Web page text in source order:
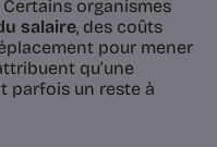
organismes
salaire, des coûts
pour mener
qu’une
parfois un reste à